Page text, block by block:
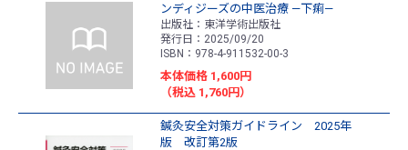
ンディジーズの中医治療 ―下痢―
出版社：東洋学術出版社
発行日：2025/09/20
ISBN：978-4-911532-00-3
本体価格 1,600円
（税込 1,760円）
鍼灸安全対策ガイドライン 2025年
版 改訂第2版